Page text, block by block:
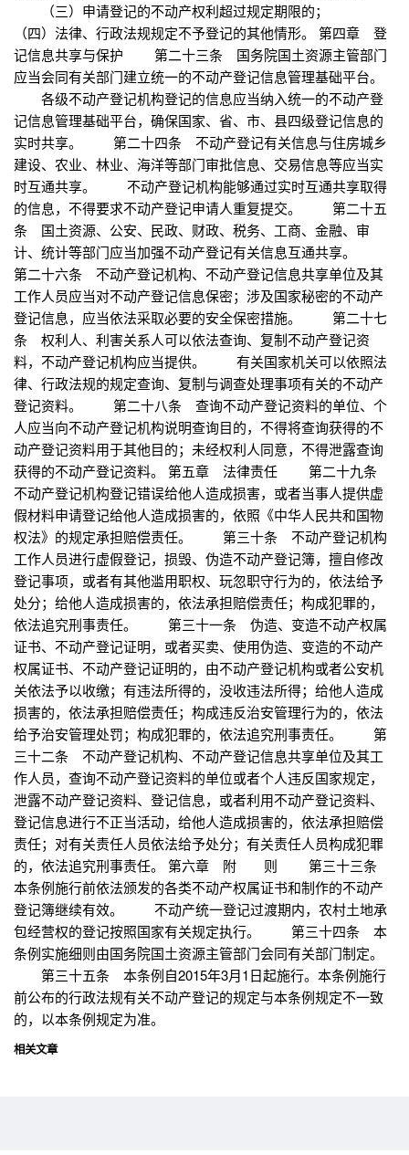
（三）申请登记的不动产权利超过规定期限的；
（四）法律、行政法规规定不予登记的其他情形。 第四章 登
记信息共享与保护 第二十三条 国务院国土资源主管部门
应当会同有关部门建立统一的不动产登记信息管理基础平台。
各级不动产登记机构登记的信息应当纳入统一的不动产登
记信息管理基础平台，确保国家、省、市、县四级登记信息的
实时共享。 第二十四条 不动产登记有关信息与住房城乡
建设、农业、林业、海洋等部门审批信息、交易信息等应当实
时互通共享。 不动产登记机构能够通过实时互通共享取得
的信息，不得要求不动产登记申请人重复提交。 第二十五
条 国土资源、公安、民政、财政、税务、工商、金融、审
计、统计等部门应当加强不动产登记有关信息互通共享。
第二十六条 不动产登记机构、不动产登记信息共享单位及其
工作人员应当对不动产登记信息保密；涉及国家秘密的不动产
登记信息，应当依法采取必要的安全保密措施。 第二十七
条 权利人、利害关系人可以依法查询、复制不动产登记资
料，不动产登记机构应当提供。 有关国家机关可以依照法
律、行政法规的规定查询、复制与调查处理事项有关的不动产
登记资料。 第二十八条 查询不动产登记资料的单位、个
人应当向不动产登记机构说明查询目的，不得将查询获得的不
动产登记资料用于其他目的；未经权利人同意，不得泄露查询
获得的不动产登记资料。 第五章 法律责任 第二十九条
不动产登记机构登记错误给他人造成损害，或者当事人提供虚
假材料申请登记给他人造成损害的，依照《中华人民共和国物
权法》的规定承担赔偿责任。 第三十条 不动产登记机构
工作人员进行虚假登记，损毁、伪造不动产登记簿，擅自修改
登记事项，或者有其他滥用职权、玩忽职守行为的，依法给予
处分；给他人造成损害的，依法承担赔偿责任；构成犯罪的，
依法追究刑事责任。 第三十一条 伪造、变造不动产权属
证书、不动产登记证明，或者买卖、使用伪造、变造的不动产
权属证书、不动产登记证明的，由不动产登记机构或者公安机
关依法予以收缴；有违法所得的，没收违法所得；给他人造成
损害的，依法承担赔偿责任；构成违反治安管理行为的，依法
给予治安管理处罚；构成犯罪的，依法追究刑事责任。 第
三十二条 不动产登记机构、不动产登记信息共享单位及其工
作人员，查询不动产登记资料的单位或者个人违反国家规定，
泄露不动产登记资料、登记信息，或者利用不动产登记资料、
登记信息进行不正当活动，给他人造成损害的，依法承担赔偿
责任；对有关责任人员依法给予处分；有关责任人员构成犯罪
的，依法追究刑事责任。 第六章 附 则 第三十三条
本条例施行前依法颁发的各类不动产权属证书和制作的不动产
登记簿继续有效。 不动产统一登记过渡期内，农村土地承
包经营权的登记按照国家有关规定执行。 第三十四条 本
条例实施细则由国务院国土资源主管部门会同有关部门制定。
第三十五条 本条例自2015年3月1日起施行。本条例施行
前公布的行政法规有关不动产登记的规定与本条例规定不一致
的，以本条例规定为准。
相关文章